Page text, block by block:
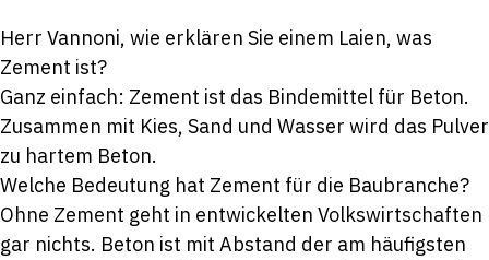
Herr Vannoni, wie erklären Sie einem Laien, was
Zement ist?
Ganz einfach: Zement ist das Bindemittel für Beton.
Zusammen mit Kies, Sand und Wasser wird das Pulver
zu hartem Beton.
Welche Bedeutung hat Zement für die Baubranche?
Ohne Zement geht in entwickelten Volkswirtschaften
gar nichts. Beton ist mit Abstand der am häufigsten